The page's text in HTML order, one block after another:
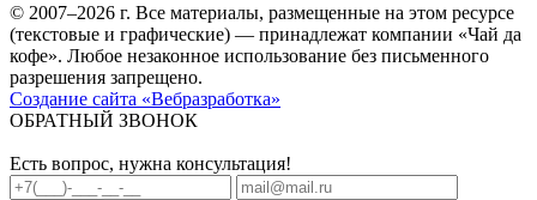
© 2007–2026 г. Все материалы, размещенные на этом ресурсе
(текстовые и графические) — принадлежат компании «Чай да
кофе». Любое незаконное использование без письменного
разрешения запрещено.
Создание сайта «Вебразработка»
ОБРАТНЫЙ ЗВОНОК
Есть вопрос, нужна консультация!